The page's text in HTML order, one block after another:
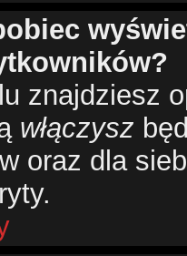
znajdziesz
włączysz
oraz dla